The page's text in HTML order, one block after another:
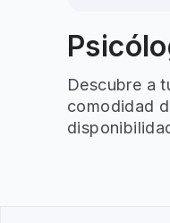
Descubre a
comodidad